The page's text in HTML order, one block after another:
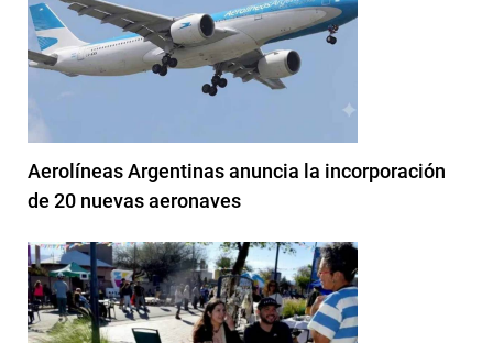
Aerolíneas Argentinas anuncia la incorporación
de 20 nuevas aeronaves